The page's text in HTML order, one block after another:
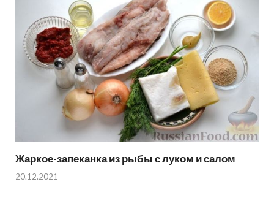
Жаркое-запеканка из рыбы с луком и салом
20.12.2021